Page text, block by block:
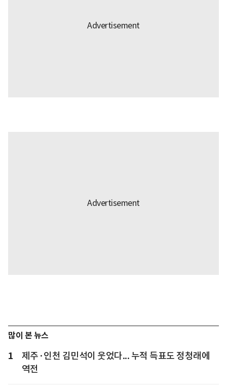
많이 본 뉴스
1
제주·인천 김민석이 웃었다... 누적 득표도 정청래에
역전